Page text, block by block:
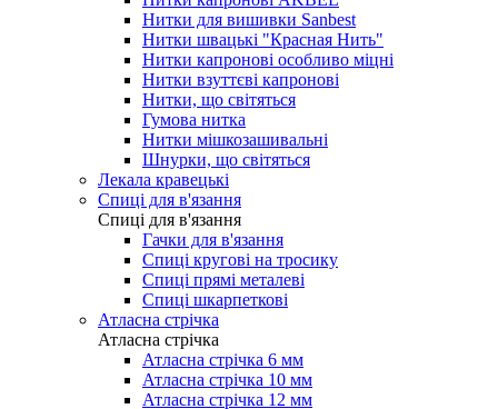
Нитки для вишивки Sanbest
Нитки швацькі "Красная Нить"
Нитки капронові особливо міцні
Нитки взуттєві капронові
Нитки, що світяться
Гумова нитка
Нитки мішкозашивальні
Шнурки, що світяться
Лекала кравецькі
Cпиці для в'язання
Cпиці для в'язання
Гачки для в'язання
Спиці кругові на тросику
Спиці прямі металеві
Спиці шкарпеткові
Атласна стрічка
Атласна стрічка
Атласна стрічка 6 мм
Атласна стрічка 10 мм
Атласна стрічка 12 мм